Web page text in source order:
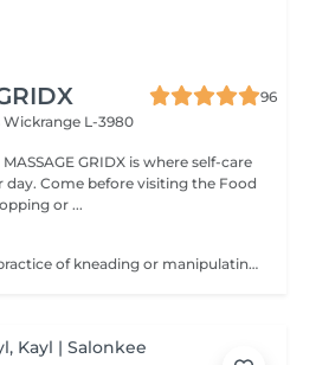
96
Wickrange L-3980
GRIDX is where self-care
day. Come before visiting the Food
or ...
Keep your health! is the practice of kneading or manipulating a person's muscles and other soft-tissue in order to reduce stress, reduce muscle pain, increase relaxation and improve the work of the immune system. Age restrictions: there are no age restrictions for this procedure. Post procedure recommendations: do not do sport and any sharp movements 2-3 hours after the procedure. Frequency: 1-2 times per week, 10 times in total. Repeat once in 3-6 months.